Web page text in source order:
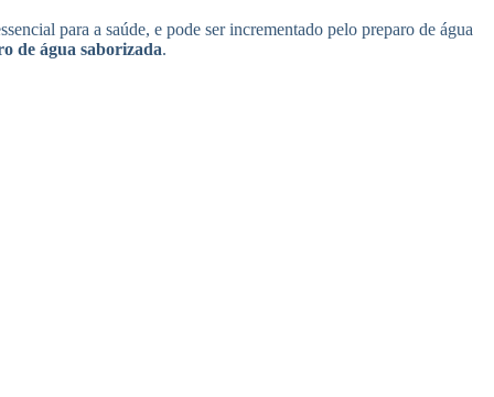
para a saúde, e pode ser incrementado pelo preparo de água
de água saborizada.